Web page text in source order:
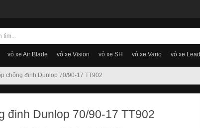
vỏ xe Air Blade vỏ xe Vision vỏ xe SH vỏ xe Vario vỏ xe Lead
chống đinh Dunlop 70/90-17 TT902
đinh Dunlop 70/90-17 TT902